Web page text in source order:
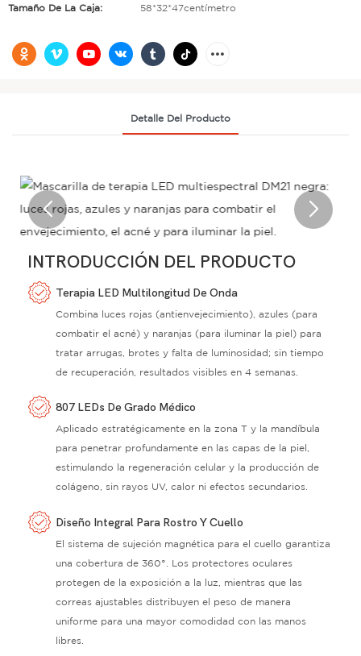
Tamaño De La Caja: 58*32*47centímetro
Detalle Del Producto
INTRODUCCIÓN DEL PRODUCTO
Terapia LED Multilongitud De Onda
Combina luces rojas (antienvejecimiento), azules (para
combatir el acné) y naranjas (para iluminar la piel) para
tratar arrugas, brotes y falta de luminosidad; sin tiempo
de recuperación, resultados visibles en 4 semanas.
807 LEDs De Grado Médico
Aplicado estratégicamente en la zona T y la mandíbula
para penetrar profundamente en las capas de la piel,
estimulando la regeneración celular y la producción de
colágeno, sin rayos UV, calor ni efectos secundarios.
Diseño Integral Para Rostro Y Cuello
El sistema de sujeción magnética para el cuello garantiza
una cobertura de 360°. Los protectores oculares
protegen de la exposición a la luz, mientras que las
correas ajustables distribuyen el peso de manera
uniforme para una mayor comodidad con las manos
libres.